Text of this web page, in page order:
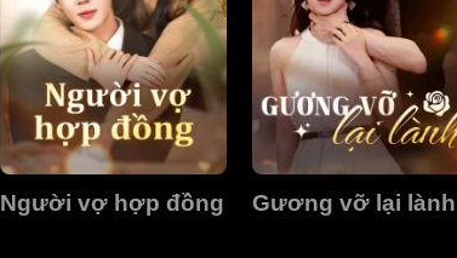
Người vợ hợp đồng Gương vỡ lại lành